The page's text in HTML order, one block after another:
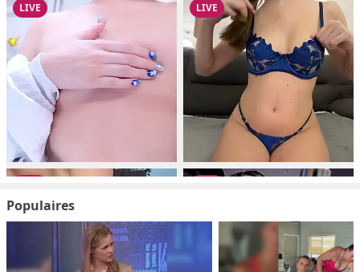
Populaires